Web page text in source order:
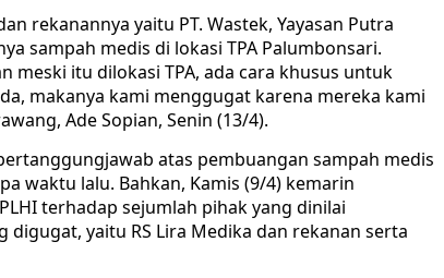
rekanannya yaitu PT. Wastek, Yayasan Putra
sampah medis di lokasi TPA Palumbonsari.
meski itu dilokasi TPA, ada cara khusus untuk
makanya kami menggugat karena mereka kami
Ade Sopian, Senin (13/4).
atas pembuangan sampah medis
waktu lalu. Bahkan, Kamis (9/4) kemarin
terhadap sejumlah pihak yang dinilai
yaitu RS Lira Medika dan rekanan serta